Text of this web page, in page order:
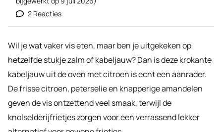
2 Reacties
Wil je wat vaker vis eten, maar ben je uitgekeken op
hetzelfde stukje zalm of kabeljauw? Dan is deze krokante
kabeljauw uit de oven met citroen is echt een aanrader.
De frisse citroen, peterselie en knapperige amandelen
geven de vis ontzettend veel smaak, terwijl de
knolselderijfrietjes zorgen voor een verrassend lekker